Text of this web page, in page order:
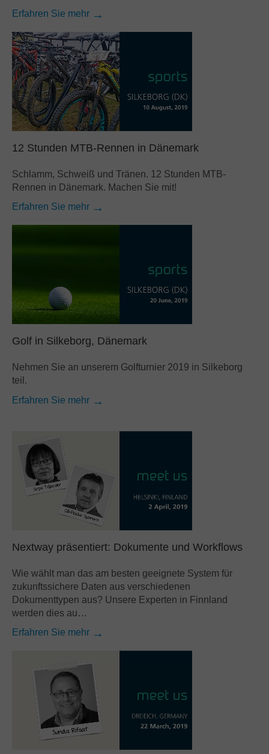
Erfahren Sie mehr
12 Stunden MTB-Rennen in Dänemark
Schlamm, Schweiß und Tränen. 12 Stunden MTB-
Rennen in Dänemark. Machen Sie mit!
Erfahren Sie mehr
Golf in Silkeborg, Dänemark
Nehmen Sie an unserem Golfturnier 2019 in Silkeborg
teil.
Erfahren Sie mehr
Nextway präsentiert: Dokumente und Workflows
Wie wählt man das am besten geeignete System für
zukunftssichere Daten aus verschiedenen
Dokumenttypen aus? Unsere Experten in Finnland
werden dies au…
Erfahren Sie mehr